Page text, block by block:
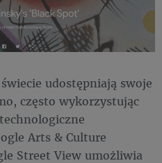
udostępniają swoje
często wykorzystując
Arts & Culture
Street View umożliwia